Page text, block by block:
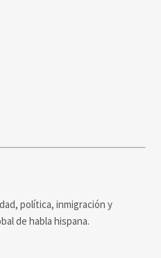
política, inmigración y
de habla hispana.